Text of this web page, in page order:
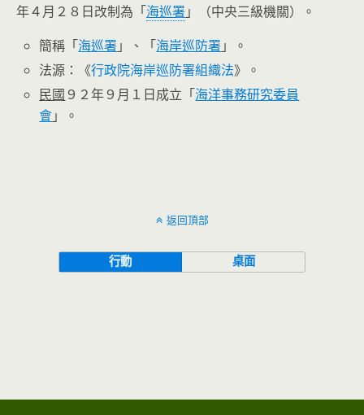
年４月２８日改制為「海巡署」（中央三級機關）。
簡稱「海巡署」、「海岸巡防署」。
法源：《行政院海岸巡防署組織法》。
民國９２年９月１日成立「海洋事務研究委員
會」。
返回頂部
行動 桌面